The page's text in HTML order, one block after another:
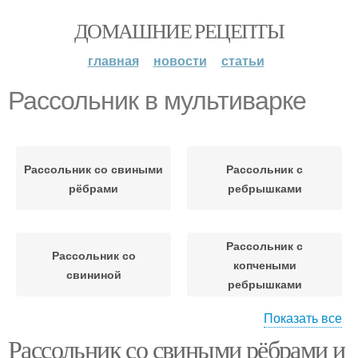
ДОМАШНИЕ РЕЦЕПТЫ
главная новости статьи
Рассольник в мультиварке
Рассольник со свиными
рёбрами
Рассольник с
ребрышками
Рассольник со
свининой
Рассольник с
копчеными
ребрышками
Рассольник из свиных
Показать все
Рассольник со свиными рёбрами и